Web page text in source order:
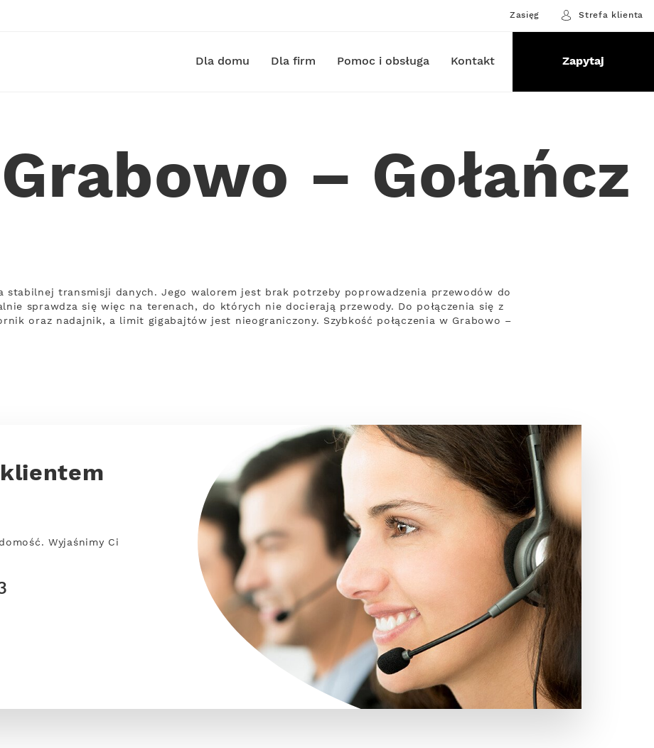
Zasięg Strefa klienta
Dla domu Dla firm Pomoc i obsługa Kontakt Zapytaj
– Gołańcz
transmisji danych. Jego walorem jest brak potrzeby poprowadzenia przewodów do
sprawdza się więc na terenach, do których nie docierają przewody. Do połączenia się z
oraz nadajnik, a limit gigabajtów jest nieograniczony. Szybkość połączenia w Grabowo –
Wyjaśnimy Ci